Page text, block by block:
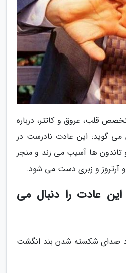
قلب، عروق و کاتتر، درباره
گوید: این عادت نادرست در
تاندون ها آسیب می زند و منجر
و آرتروز و زبری دست می شود.
این عادت را دنبال می
صدای شکسته شدن بند انگشت